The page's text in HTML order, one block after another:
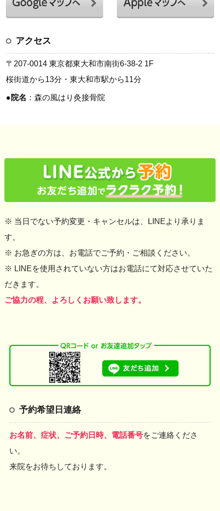
アクセス
〒207-0014 東京都東大和市南街6-38-2 1F
桜街道から13分・東大和市駅から11分
●院名 ：森の風はり灸接骨院
※ 当日でない予約変更・キャンセルは、LINEより承りま
す。
※ お急ぎの方は、お電話でご予約・ご相談ください。
※ LINEを使用されていない方はお電話にて対応させていた
だきます。
ご協力の程、よろしくお願い致します。
予約希望日連絡
お名前、症状、ご予約日時、電話番号をご連絡くださ
い。
来院をお待ちしております。